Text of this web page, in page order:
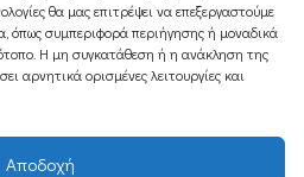
θα μας επιτρέψει να επεξεργαστούμε
όπως συμπεριφορά περιήγησης ή μοναδικά
Η μη συγκατάθεση ή η ανάκληση της
αρνητικά ορισμένες λειτουργίες και
Αποδοχή
μας